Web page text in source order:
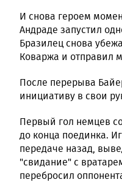
И снова героем
Андраде запустил
Бразилец снова
Коваржа и отправил
После перерыва
инициативу в свои
Первый гол немцев
до конца поединка.
передаче назад,
"свидание" с
перебросил